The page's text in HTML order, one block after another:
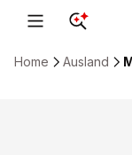
Home Ausland